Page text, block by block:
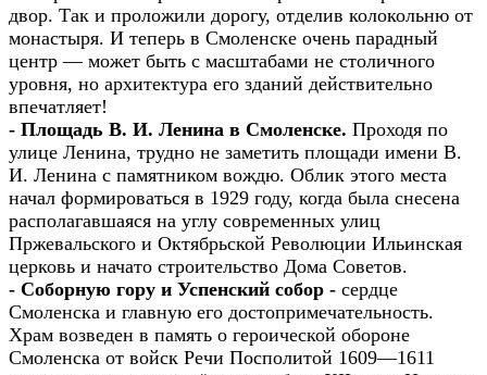
двор. Так и проложили дорогу, отделив колокольню от
монастыря. И теперь в Смоленске очень парадный
центр — может быть с масштабами не столичного
уровня, но архитектура его зданий действительно
впечатляет!
- Площадь В. И. Ленина в Смоленске. Проходя по
улице Ленина, трудно не заметить площади имени В.
И. Ленина с памятником вождю. Облик этого места
начал формироваться в 1929 году, когда была снесена
располагавшаяся на углу современных улиц
Пржевальского и Октябрьской Революции Ильинская
церковь и начато строительство Дома Советов.
- Соборную гору и Успенский собор - сердце
Смоленска и главную его достопримечательность.
Храм возведен в память о героической обороне
Смоленска от войск Речи Посполитой 1609—1611